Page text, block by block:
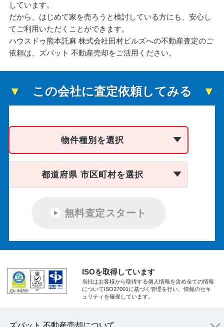
しています。
だから、はじめて家を売ろうと検討している方にも、安心し
てご利用いただくことができます。
ハウスドゥ熊本託麻 株式会社田村ビルズへの不動産査定のご
依頼は、ズバット 不動産売却をご活用ください。
この会社に査定依頼してみる
物件種別を選択
都道府県 市区町村を選択
無料査定スタート
ISOを取得しています
当社はお客様から取得する個人情報を含め全ての情報
についてISO27001に基づく管理を行い、情報のセキ
ュリティを確保しています。
ズバット 不動産売却について